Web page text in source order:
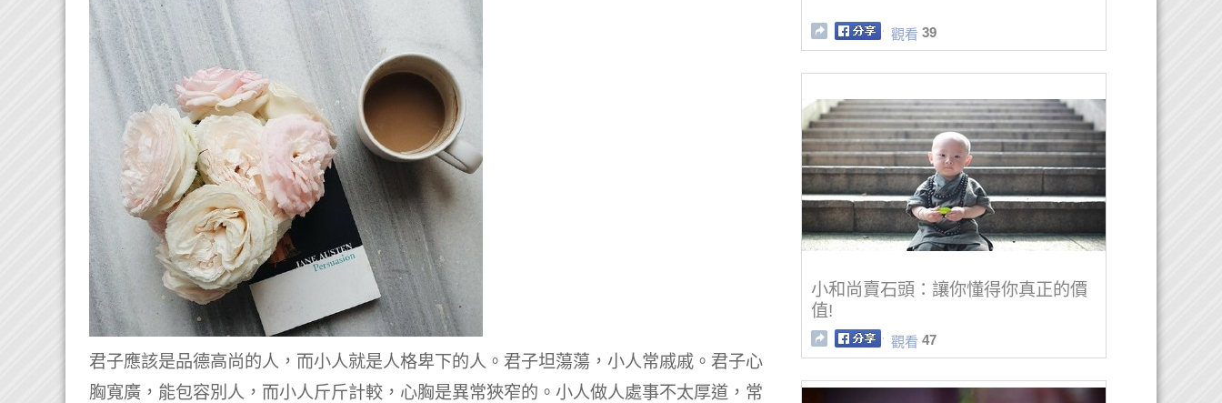
君子應該是品德高尚的人，而小人就是人格卑下的人。君子坦蕩蕩，小人常戚戚。君子心
胸寬廣，能包容別人，而小人斤斤計較，心胸是異常狹窄的。小人做人處事不太厚道，常
觀看 39
小和尚賣石頭：讓你懂得你真正的價
值!
觀看 47